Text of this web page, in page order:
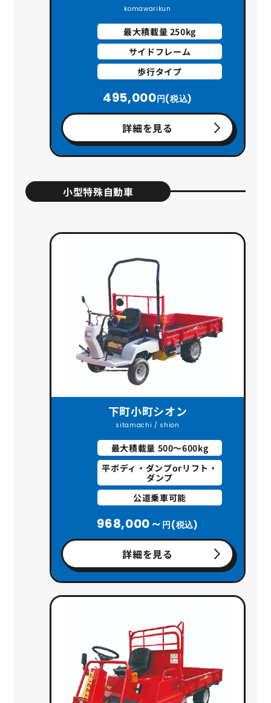
komawarikun
最大積載量 250kg
サイドフレーム
歩行タイプ
495,000円(税込)
詳細を見る
小型特殊自動車
下町小町シオン
sitamachi / shion
最大積載量 500～600kg
平ボディ・ダンプorリフト・
ダンプ
公道乗車可能
968,000～ 円(税込)
詳細を見る